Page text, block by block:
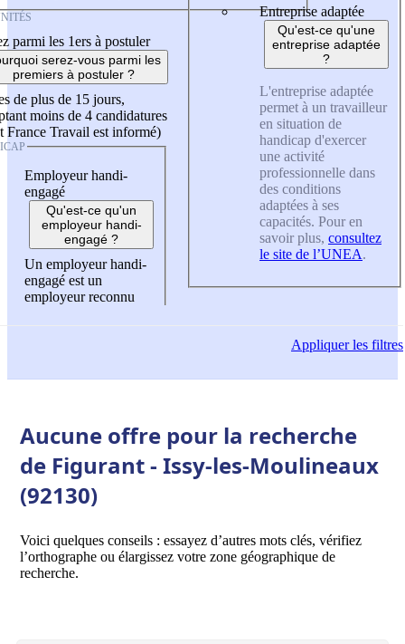
parmi les 1ers à postuler
serez-vous parmi les
premiers à postuler ?
de plus de 15 jours,
moins de 4 candidatures
France Travail est informé)
Employeur handi-
engagé
Qu'est-ce qu'un
employeur handi-
engagé ?
Un employeur handi-
engagé est un
employeur reconnu
Entreprise adaptée
Qu'est-ce qu'une
entreprise adaptée
?
L'entreprise adaptée
permet à un travailleur
en situation de
handicap d'exercer
une activité
professionnelle dans
des conditions
adaptées à ses
capacités. Pour en
savoir plus, consultez
le site de l’UNEA.
Appliquerles filtres
Aucune offre pour la recherche
de Figurant - Issy-les-Moulineaux
(92130)
Voici quelques conseils : essayez d’autres mots clés, vérifiez
l’orthographe ou élargissez votre zone géographique de
recherche.